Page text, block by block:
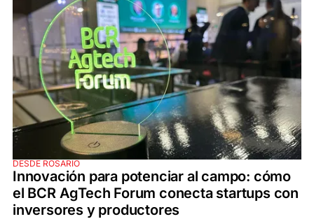
DESDE ROSARIO
Innovación para potenciar al campo: cómo
el BCR AgTech Forum conecta startups con
inversores y productores